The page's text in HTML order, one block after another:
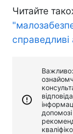
Читайте
справедливі